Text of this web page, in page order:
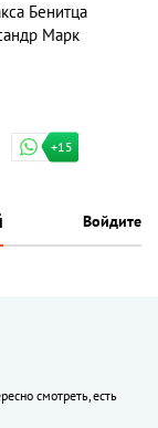
Бенитца
Марк
+15
Войдите
смотреть, есть